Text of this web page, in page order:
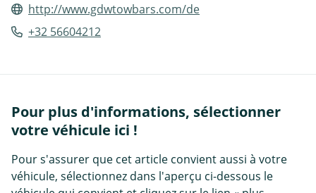
http://www.gdwtowbars.com/de
+32 56604212
Pour plus d'informations, sélectionner
votre véhicule ici !
Pour s'assurer que cet article convient aussi à votre
véhicule, sélectionnez dans l'aperçu ci-dessous le